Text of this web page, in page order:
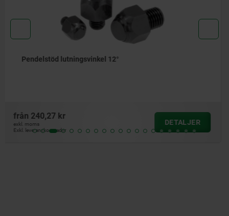
Pendelstöd justerbara med O-ring och insexkant
från405,79 kr
exkl. moms
Exkl. leveranskostnader
DETALJER